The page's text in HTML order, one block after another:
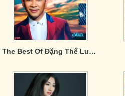
The Best Of Đặng Thế Luân: Sáu Tháng Quân Trường